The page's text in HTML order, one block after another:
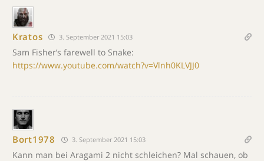
Kratos 3. September 2021 15:03
Sam Fisher’s farewell to Snake:
https://www.youtube.com/watch?v=Vlnh0KLVJJ0
Bort1978 3. September 2021 15:03
Kann man bei Aragami 2 nicht schleichen? Mal schauen, ob